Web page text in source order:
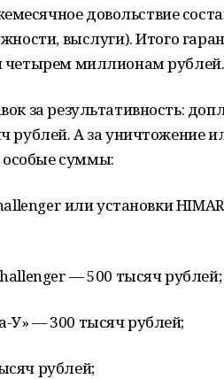
довольствие
выслуги). Итого
четырем миллионам рублей.
за результативность:
А за уничтожение
особые суммы:
или установки
— 500 тысяч рублей;
У» — 300 тысяч рублей;
рублей;